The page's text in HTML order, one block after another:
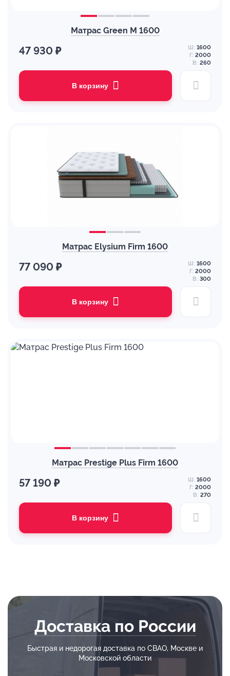
Матрас Green M 1600
47 930 ₽ Ш: 1600
Г: 2000
В: 260
В корзину
Матрас Elysium Firm 1600
77 090 ₽ Ш: 1600
Г: 2000
В: 300
В корзину
Матрас Prestige Plus Firm 1600
57 190 ₽ Ш: 1600
Г: 2000
В: 270
В корзину
Доставка по России
Быстрая и недорогая доставка по СВАО, Москве и
Московской области